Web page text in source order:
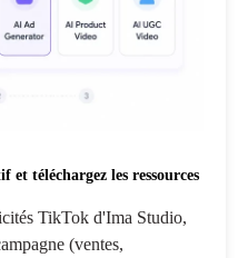
téléchargez les ressources
TikTok d'Ima Studio,
(ventes,